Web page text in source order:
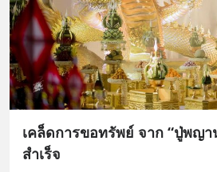
เคล็ดการขอทรัพย์ จาก “ปู่พญา
สำเร็จ